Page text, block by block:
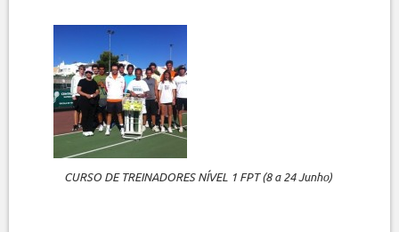
CURSO DE TREINADORES NÍVEL 1 FPT (8 a 24 Junho)